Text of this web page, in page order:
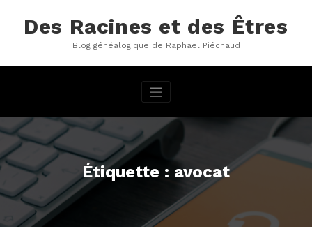
contenuDes Racines et des Êtres
Blog généalogique de Raphaël Piéchaud
Étiquette : avocat